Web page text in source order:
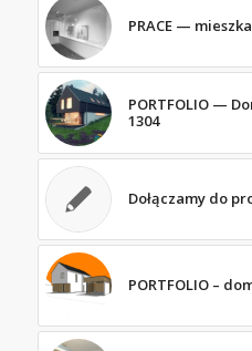
PRACE —
PORTFOLIO —
1304
Dołączamy do
PORTFOLIO –